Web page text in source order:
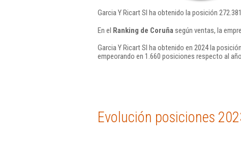
Garcia Y Ricart Sl ha obtenido la posición
En el Ranking de Coruña según ventas, la
Garcia Y Ricart Sl ha obtenido en 2024 la
empeorando en 1.660 posiciones respecto al
Evolución posiciones